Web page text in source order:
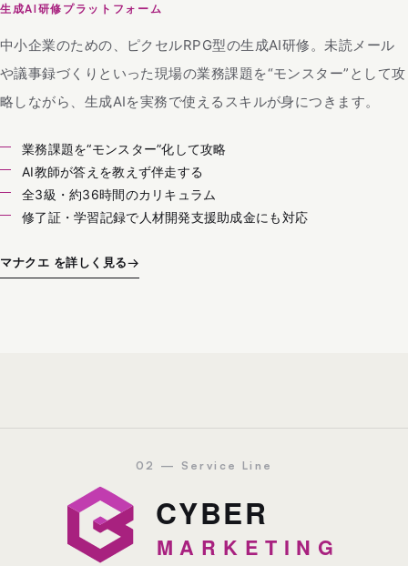
生成AI研修プラットフォーム
中小企業のための、ピクセルRPG型の生成AI研修。未読メール
や議事録づくりといった現場の業務課題を“モンスター”として攻
略しながら、生成AIを実務で使えるスキルが身につきます。
業務課題を“モンスター”化して攻略
AI教師が答えを教えず伴走する
全3級・約36時間のカリキュラム
修了証・学習記録で人材開発支援助成金にも対応
マナクエ を詳しく見る→
02 — Service Line
マーケティング事業